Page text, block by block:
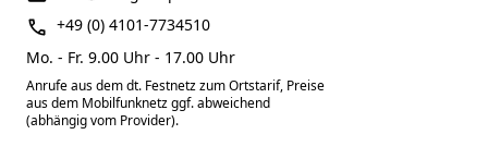
+49 (0) 4101-7734510
Mo. - Fr. 9.00 Uhr - 17.00 Uhr
Anrufe aus dem dt. Festnetz zum Ortstarif, Preise
aus dem Mobilfunknetz ggf. abweichend
(abhängig vom Provider).